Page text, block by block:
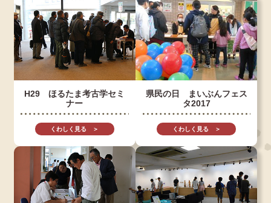
H29 ほるたま考古学セミ
ナー
くわしく見る ＞
県民の日 まいぶんフェス
タ2017
くわしく見る ＞